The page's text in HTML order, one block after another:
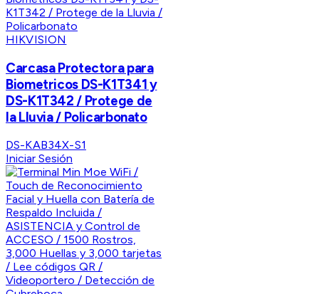
HIKVISION
Carcasa Protectora para
Biometricos DS-K1T341 y
DS-K1T342 / Protege de
la Lluvia / Policarbonato
DS-KAB34X-S1
Iniciar Sesión